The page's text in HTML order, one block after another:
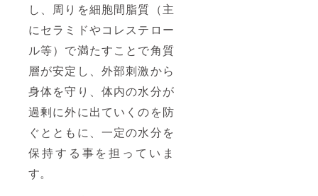
し、周りを細胞間脂質（主
にセラミドやコレステロー
ル等）で満たすことで角質
層が安定し、外部刺激から
身体を守り、体内の水分が
過剰に外に出ていくのを防
ぐとともに、一定の水分を
保持する事を担っていま
す。